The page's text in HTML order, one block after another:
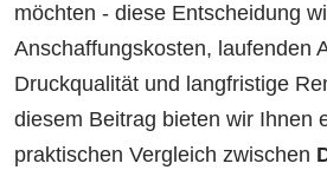
möchten - diese Entscheidung
Anschaffungskosten, laufenden
Druckqualität und langfristige
diesem Beitrag bieten wir Ihnen
praktischen Vergleich zwischen